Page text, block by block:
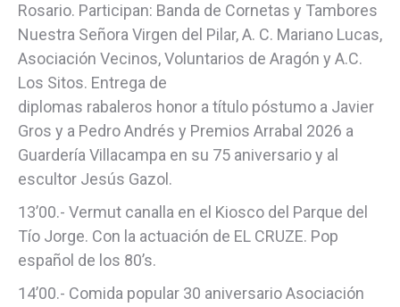
Rosario. Participan: Banda de Cornetas y Tambores
Nuestra Señora Virgen del Pilar, A. C. Mariano Lucas,
Asociación Vecinos, Voluntarios de Aragón y A.C.
Los Sitos. Entrega de
diplomas rabaleros honor a título póstumo a Javier
Gros y a Pedro Andrés y Premios Arrabal 2026 a
Guardería Villacampa en su 75 aniversario y al
escultor Jesús Gazol.
13’00.- Vermut canalla en el Kiosco del Parque del
Tío Jorge. Con la actuación de EL CRUZE. Pop
español de los 80’s.
14’00.- Comida popular 30 aniversario Asociación